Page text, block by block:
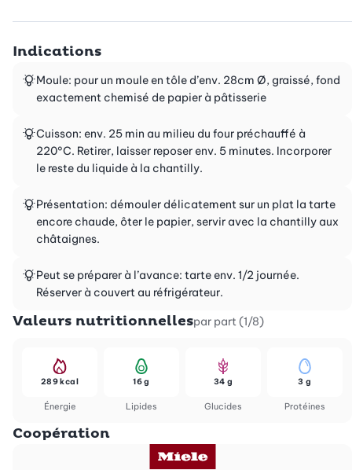
Indications
Moule: pour un moule en tôle d’env. 28cm Ø, graissé, fond
exactement chemisé de papier à pâtisserie
Cuisson: env. 25 min au milieu du four préchauffé à
220°C. Retirer, laisser reposer env. 5 minutes. Incorporer
le reste du liquide à la chantilly.
Présentation: démouler délicatement sur un plat la tarte
encore chaude, ôter le papier, servir avec la chantilly aux
châtaignes.
Peut se préparer à l’avance: tarte env. 1/2 journée.
Réserver à couvert au réfrigérateur.
Valeurs nutritionnellespar part (1/8)
Énergie
289 kcal
Lipides
16 g
Glucides
34 g
Protéines
3 g
Coopération